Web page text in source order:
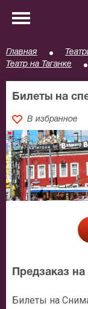
Главная
Театр на Таганке
Билеты на
В избранное
Предзаказ
Билеты на